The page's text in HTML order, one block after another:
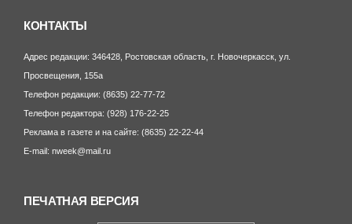
КОНТАКТЫ
Адрес редакции: 346428, Ростовская область, г. Новочеркасск, ул.
Просвещения, 155а
Телефон редакции: (8635) 22-77-72
Телефон редактора: (928) 176-22-25
Реклама в газете и на сайте: (8635) 22-22-44
E-mail: nweek@mail.ru
ПЕЧАТНАЯ ВЕРСИЯ